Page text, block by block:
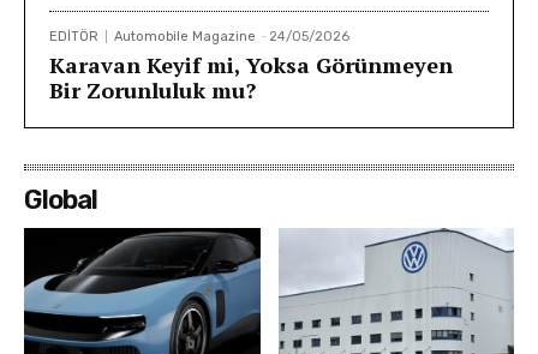
EDİTÖR Automobile Magazine - 24/05/2026
Karavan Keyif mi, Yoksa Görünmeyen
Bir Zorunluluk mu?
Global